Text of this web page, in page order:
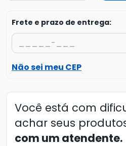
Frete e prazo de entrega:
Não sei meu CEP
Você está com
achar seus
com um atendente.